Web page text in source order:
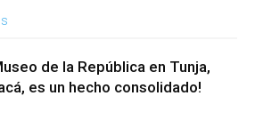
de la República en Tunja,
es un hecho consolidado!